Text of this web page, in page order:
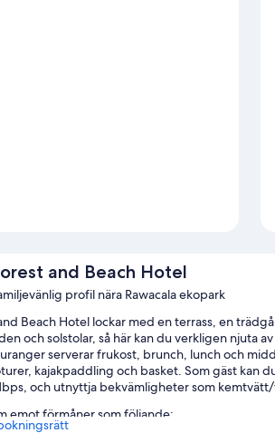
and Beach Hotel
profil nära Rawacala ekopark
Beach Hotel lockar med en terrass, en
och solstolar, så här kan du verkligen njuta
serverar frukost, brunch, lunch och
kajakpaddling och basket. Som gäst kan
och utnyttja bekvämligheter som
emot förmåner som följande: